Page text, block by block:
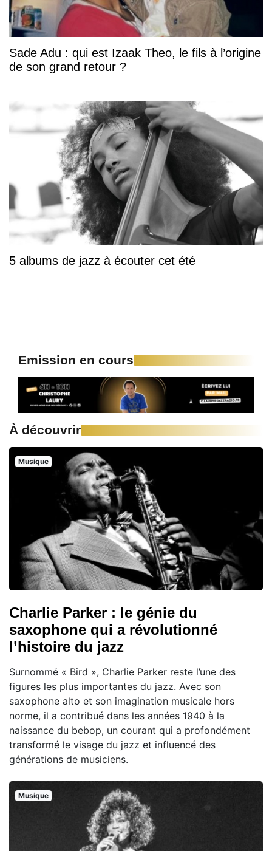
Sade Adu : qui est Izaak Theo, le fils à l’origine
de son grand retour ?
5 albums de jazz à écouter cet été
Emission en cours
À découvrir
Musique
Charlie Parker : le génie du
saxophone qui a révolutionné
l’histoire du jazz
Surnommé « Bird », Charlie Parker reste l’une des
figures les plus importantes du jazz. Avec son
saxophone alto et son imagination musicale hors
norme, il a contribué dans les années 1940 à la
naissance du bebop, un courant qui a profondément
transformé le visage du jazz et influencé des
générations de musiciens.
Musique